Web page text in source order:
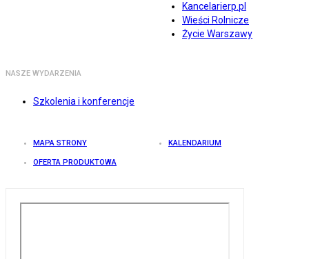
Kancelarierp.pl
Wieści Rolnicze
Życie Warszawy
NASZE WYDARZENIA
Szkolenia i konferencje
MAPA STRONY KALENDARIUM
OFERTA PRODUKTOWA